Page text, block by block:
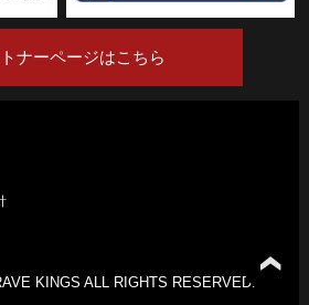
ナーページはこちら
KINGS ALL RIGHTS RESERVED.